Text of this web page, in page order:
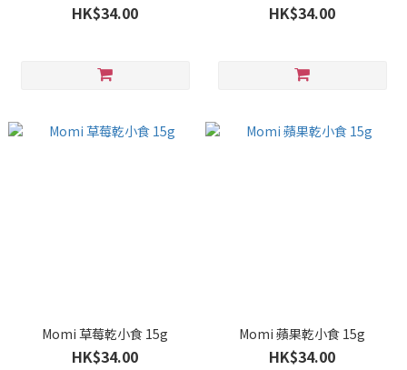
HK$34.00 HK$34.00
Momi 草莓乾小食 15g
HK$34.00
Momi 蘋果乾小食 15g
HK$34.00